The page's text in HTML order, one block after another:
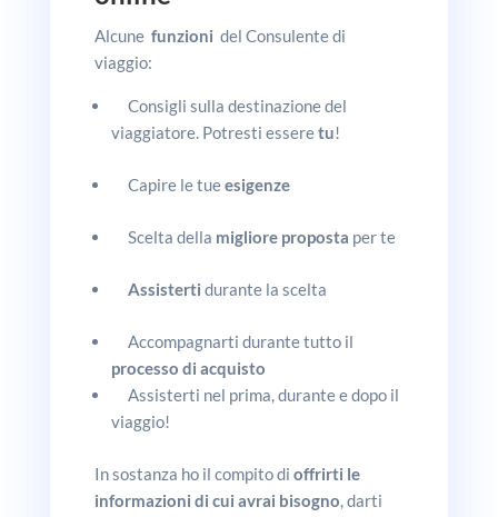
Alcune funzioni del Consulente di
viaggio:
Consigli sulla destinazione del
viaggiatore. Potresti esseretu!
Capire le tueesigenze
Scelta della migliore proposta per te
Assisterti durante la scelta
Accompagnarti durante tutto il
processo di acquisto
Assisterti nel prima, durante e dopo il
viaggio!
In sostanza ho il compito di offrirti le
informazioni di cui avrai bisogno, darti